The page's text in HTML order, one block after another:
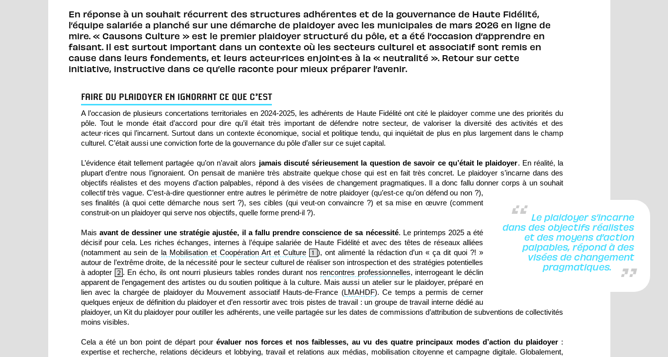
En réponse à un souhait récurrent des structures adhérentes et de la gouvernance de Haute Fidélité,
l’équipe salariée a planché sur une démarche de plaidoyer avec les municipales de mars 2026 en ligne de
mire. « Causons Culture » est le premier plaidoyer structuré du pôle, et a été l’occasion d’apprendre en
faisant. Il est surtout important dans un contexte où les secteurs culturel et associatif sont remis en
cause dans leurs fondements, et leurs acteur·rices enjoint·es à la « neutralité ». Retour sur cette
initiative, instructive dans ce qu’elle raconte pour mieux préparer l’avenir.
FAIRE DU PLAIDOYER EN IGNORANT CE QUE C’EST
A l’occasion de plusieurs concertations territoriales en 2024-2025, les adhérents de Haute Fidélité ont cité le plaidoyer comme une des priorités du
pôle. Tout le monde était d’accord pour dire qu’il était très important de défendre notre secteur, de valoriser la diversité des activités et des
acteur·rices qui l’incarnent. Surtout dans un contexte économique, social et politique tendu, qui inquiétait de plus en plus largement dans le champ
culturel. C’était aussi une conviction forte de la gouvernance du pôle d’aller sur ce sujet capital.
L’évidence était tellement partagée qu’on n’avait alors jamais discuté sérieusement la question de savoir ce qu’était le plaidoyer. En réalité, la
plupart d’entre nous l’ignoraient. On pensait de manière très abstraite quelque chose qui est en fait très concret. Le plaidoyer s’incarne dans des
objectifs réalistes et des moyens d’action palpables, répond à des visées de changement pragmatiques. Il a donc fallu donner corps à un souhait
collectif très vague.
Le plaidoyer s’incarne
dans des objectifs réalistes
et des moyens d’action
palpables, répond à des
visées de changement
pragmatiques.
C’est-à-dire questionner entre autres le périmètre de notre plaidoyer (qu’est-ce qu’on défend ou non ?),
ses finalités (à quoi cette démarche nous sert ?), ses cibles (qui veut-on convaincre ?) et sa mise en œuvre (comment
construit-on un plaidoyer qui serve nos objectifs, quelle forme prend-il ?).
Mais avant de dessiner une stratégie ajustée, il a fallu prendre conscience de sa nécessité. Le printemps 2025 a été
décisif pour cela. Les riches échanges, internes à l’équipe salariée de Haute Fidélité et avec des têtes de réseaux alliées
(notamment au sein de la Mobilisation et Coopération Art et Culture 1 ), ont alimenté la rédaction d’un « ça dit quoi ?! »
autour de l’extrême droite, de la nécessité pour le secteur culturel de réaliser son introspection et des stratégies potentielles
à adopter
2 . En écho, ils ont nourri plusieurs tables rondes durant nos rencontres professionnelles, interrogeant le déclin
apparent de l’engagement des artistes ou du soutien politique à la culture. Mais aussi un atelier sur le plaidoyer, préparé en
lien avec la chargée de plaidoyer du Mouvement associatif Hauts-de-France (LMAHDF). Ce temps a permis de cerner
quelques enjeux de définition du plaidoyer et d’en ressortir avec trois pistes de travail : un groupe de travail interne dédié au
plaidoyer, un Kit du plaidoyer pour outiller les adhérents, une veille partagée sur les dates de commissions d’attribution de subventions de collectivités
moins visibles.
Cela a été un bon point de départ pourévaluer nos forces et nos faiblesses, au vu des quatre principaux modes d’action du plaidoyer :
expertise et recherche, relations décideurs et lobbying, travail et relations aux médias, mobilisation citoyenne et campagne digitale. Globalement,